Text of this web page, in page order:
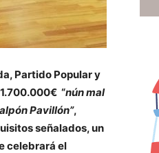
Partido Popular y
“nún mal
Pavillón”,
señalados, un
celebrará el